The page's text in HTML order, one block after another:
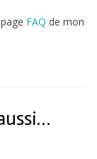
FAQ de mon